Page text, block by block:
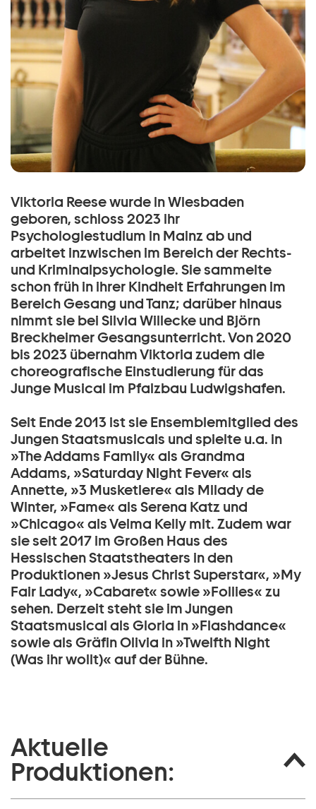
Viktoria Reese wurde in Wiesbaden
geboren, schloss 2023 ihr
Psychologiestudium in Mainz ab und
arbeitet inzwischen im Bereich der Rechts-
und Kriminalpsychologie. Sie sammelte
schon früh in ihrer Kindheit Erfahrungen im
Bereich Gesang und Tanz; darüber hinaus
nimmt sie bei Silvia Willecke und Björn
Breckheimer Gesangsunterricht. Von 2020
bis 2023 übernahm Viktoria zudem die
choreografische Einstudierung für das
Junge Musical im Pfalzbau Ludwigshafen.
Seit Ende 2013 ist sie Ensemblemitglied des
Jungen Staatsmusicals und spielte u.a. in
»The Addams Family« als Grandma
Addams, »Saturday Night Fever« als
Annette, »3 Musketiere« als Milady de
Winter, »Fame« als Serena Katz und
»Chicago« als Velma Kelly mit. Zudem war
sie seit 2017 im Großen Haus des
Hessischen Staatstheaters in den
Produktionen »Jesus Christ Superstar«, »My
Fair Lady«, »Cabaret« sowie »Follies« zu
sehen. Derzeit steht sie im Jungen
Staatsmusical als Gloria in »Flashdance«
sowie als Gräfin Olivia in »Twelfth Night
(Was ihr wollt)« auf der Bühne.
Aktuelle
Produktionen: